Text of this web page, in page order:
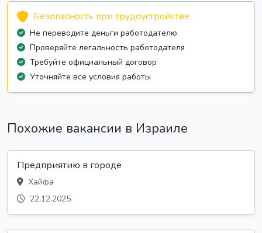
Безопасность при трудоустройстве
Не переводите деньги работодателю
Проверяйте легальность работодателя
Требуйте официальный договор
Уточняйте все условия работы
Похожие вакансии в Израиле
Предприятию в городе
Хайфа
22.12.2025